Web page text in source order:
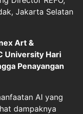
Jakarta Selatan
Art &
University Hari
Penayangan
AI yang
dampaknya